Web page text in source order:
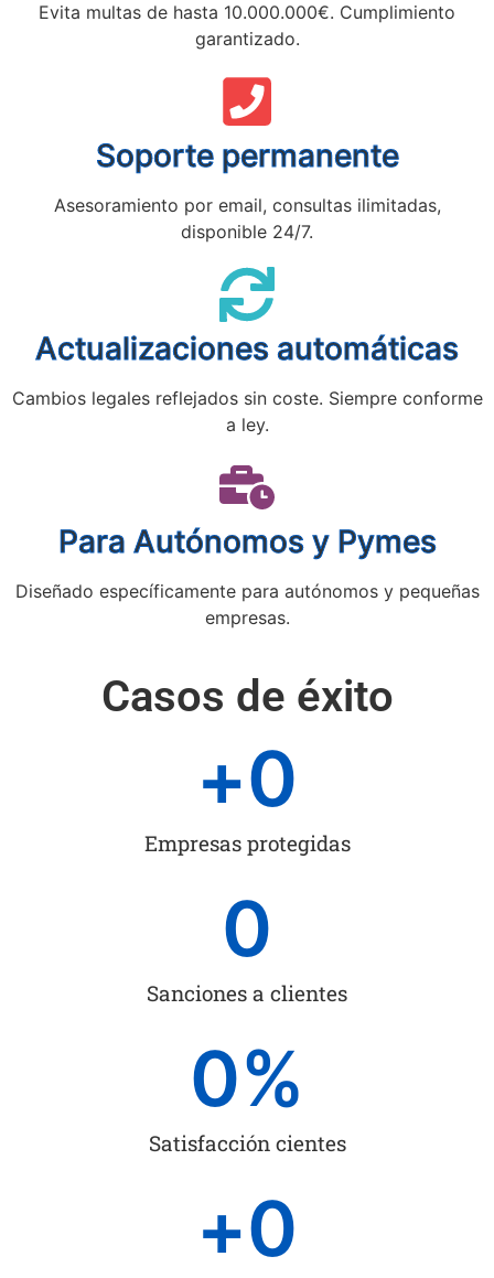
Evita multas de hasta 10.000.000€. Cumplimiento
garantizado.
Soporte permanente
Asesoramiento por email, consultas ilimitadas,
disponible 24/7.
Actualizaciones automáticas
Cambios legales reflejados sin coste. Siempre conforme
a ley.
Para Autónomos y Pymes
Diseñado específicamente para autónomos y pequeñas
empresas.
Casos de éxito
Empresas protegidas
+0
Sanciones a clientes
0
Satisfacción cientes
0%
+0